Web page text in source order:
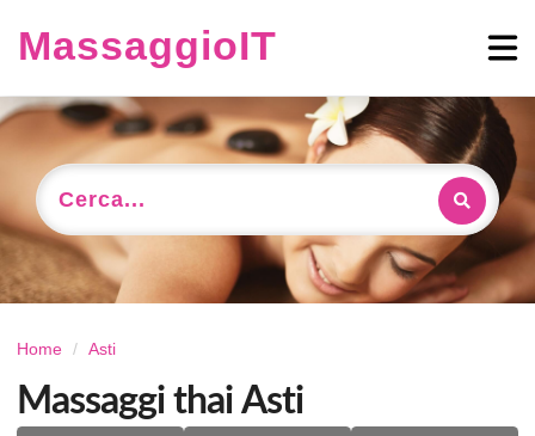
MassaggioIT
Cerca...
Home Asti
Massaggi thai Asti